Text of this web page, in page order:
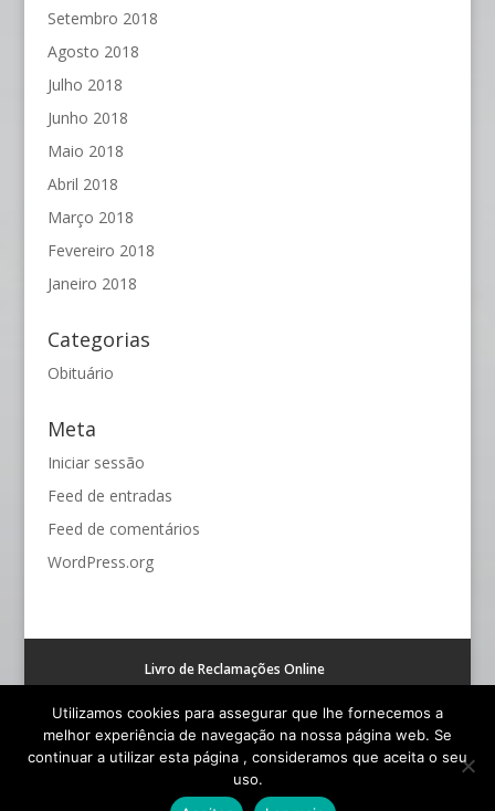
Setembro 2018
Agosto 2018
Julho 2018
Junho 2018
Maio 2018
Abril 2018
Março 2018
Fevereiro 2018
Janeiro 2018
Categorias
Obituário
Meta
Iniciar sessão
Feed de entradas
Feed de comentários
WordPress.org
Livro de Reclamações Online
© Funerária S. João - Todos os Direitos Reservados |
Utilizamos cookies para assegurar que lhe fornecemos a
melhor experiência de navegação na nossa página web. Se
continuar a utilizar esta página , consideramos que aceita o seu
uso.